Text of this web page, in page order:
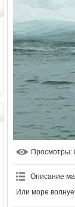
Просмотры:
Описание
Или море